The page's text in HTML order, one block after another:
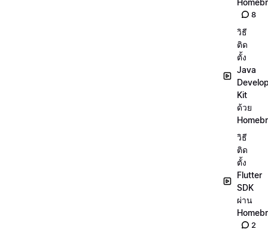
8
วิธี
ติด
ตั้ง
Java
Kit
ด้วย
วิธี
ติด
ตั้ง
Flutter
SDK
ผ่าน
2